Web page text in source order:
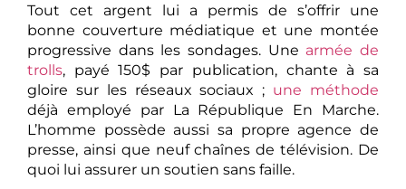
Tout cet argent lui a permis de s’offrir une
bonne couverture médiatique et une montée
progressive dans les sondages. Une armée de
trolls, payé 150$ par publication, chante à sa
gloire sur les réseaux sociaux ; une méthode
déjà employé par La République En Marche.
L’homme possède aussi sa propre agence de
presse, ainsi que neuf chaînes de télévision. De
quoi lui assurer un soutien sans faille.